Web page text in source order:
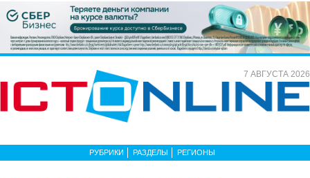
7 АВГУСТА 2026
РУБРИКИ РАЗДЕЛЫ РЕГИОНЫ